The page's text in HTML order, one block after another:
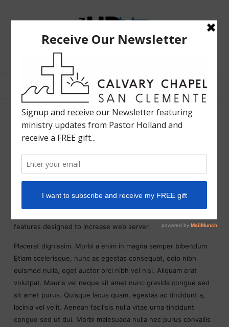
The
Bible
Teaching
of
Holland
Davis
Bible Teaching :: Worship :: Holy Spirit :: Grace :: Rapture
Brand Identity package for
Georges de Lateor
SHARE
Internet Information Services (IIS) version 6,included with
features designed to increase web server.
Placerat dignissim. Morbi a enim in magna semper bibendum.
Etiam scelerisque, nunc ac egestas consequat, odio nibh
euismod nulla, eget auctor orci nibh vel nisi. Aliquam erat
volutpat. Mauris vel neque sit amet nunc gravida congue sed
sit amet purus. Quisque lacus quam, egestas ac tincidunt a,
lacinia vel velit. Aenean facilisis nulla vitae urna tincidunt
congue sed ut dui. Morbi malesuada nulla nec purus convallis